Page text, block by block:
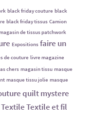
black friday couture black
black friday tissus Camion
de tissus patchwork
Expositions faire un
de couture livre magazine
chers magasin tissu masque
masque tissu jolie masque
quilt mystere
TextileTextile et fil